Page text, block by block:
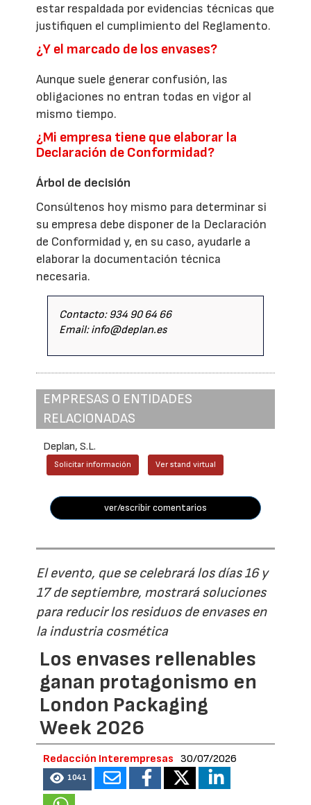
estar respaldada por evidencias técnicas que
justifiquen el cumplimiento del Reglamento.
¿Y el marcado de los envases?
Aunque suele generar confusión, las
obligaciones no entran todas en vigor al
mismo tiempo.
¿Mi empresa tiene que elaborar la
Declaración de Conformidad?
Árbol de decisión
Consúltenos hoy mismo para determinar si
su empresa debe disponer de la Declaración
de Conformidad y, en su caso, ayudarle a
elaborar la documentación técnica
necesaria.
Contacto: 934 90 64 66
Email: info@deplan.es
EMPRESAS O ENTIDADES
RELACIONADAS
Deplan, S.L.
Solicitar información Ver stand virtual
ver/escribir comentarios
El evento, que se celebrará los días 16 y
17 de septiembre, mostrará soluciones
para reducir los residuos de envases en
la industria cosmética
Los envases rellenables
ganan protagonismo en
London Packaging
Week 2026
Redacción Interempresas 30/07/2026
1041